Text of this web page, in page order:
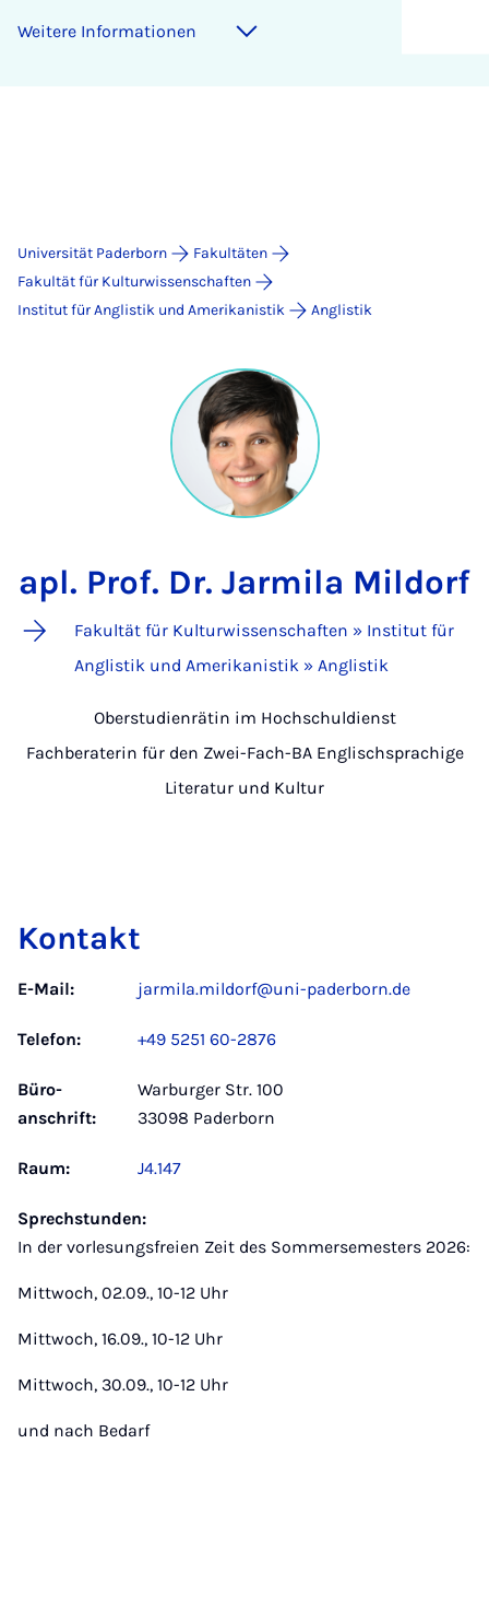
Weitere Informationen
Universität Paderborn
Fakultäten
Fakultät für Kulturwissenschaften
Institut für Anglistik und Amerikanistik
Anglistik
apl. Prof. Dr. Jarmila Mildorf
Fakultät für Kulturwissenschaften » Institut für
Anglistik und Amerikanistik » Anglistik
Oberstudienrätin im Hochschuldienst
Fachberaterin für den Zwei-Fach-BA Englischsprachige
Literatur und Kultur
Kontakt
E-Mail: jarmila.mildorf@uni-paderborn.de
Telefon: +49 5251 60-2876
Büro­
anschrift:
Warburger Str. 100
33098 Paderborn
Raum: J4.147
Sprechstunden:
In der vorlesungsfreien Zeit des Sommersemesters 2026:
Mittwoch, 02.09., 10-12 Uhr
Mittwoch, 16.09., 10-12 Uhr
Mittwoch, 30.09., 10-12 Uhr
und nach Bedarf